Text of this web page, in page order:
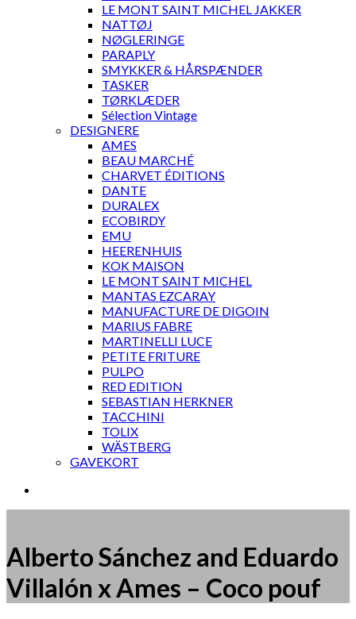
LE MONT SAINT MICHEL JAKKER
NATTØJ
NØGLERINGE
PARAPLY
SMYKKER & HÅRSPÆNDER
TASKER
TØRKLÆDER
Sélection Vintage
DESIGNERE
AMES
BEAU MARCHÉ
CHARVET ÉDITIONS
DANTE
DURALEX
ECOBIRDY
EMU
HEERENHUIS
KOK MAISON
LE MONT SAINT MICHEL
MANTAS EZCARAY
MANUFACTURE DE DIGOIN
MARIUS FABRE
MARTINELLI LUCE
PETITE FRITURE
PULPO
RED EDITION
SEBASTIAN HERKNER
TACCHINI
TOLIX
WÄSTBERG
GAVEKORT
Alberto Sánchez and Eduardo
Villalón x Ames – Coco pouf